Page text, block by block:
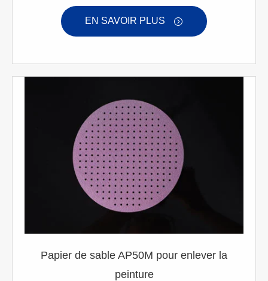
EN SAVOIR PLUS 
Papier de sable AP50M pour enlever la
peinture